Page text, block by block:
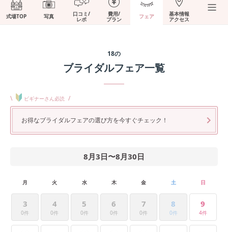
式場TOP 写真 口コミ/
レポ
費用/
プラン フェア 基本情報
アクセス
18の
ブライダルフェア一覧
\ ビギナーさん必読 /
お得なブライダルフェアの選び方を今すぐチェック！
8月3日〜8月30日
月 火 水 木 金 土 日
3
0件
4
0件
5
0件
6
0件
7
0件
8
0件
9
4件